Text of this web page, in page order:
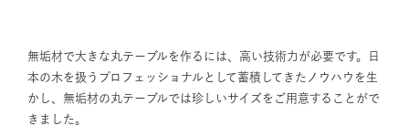
無垢材で大きな丸テーブルを作るには、高い技術力が必要です。日
本の木を扱うプロフェッショナルとして蓄積してきたノウハウを生
かし、無垢材の丸テーブルでは珍しいサイズをご用意することがで
きました。